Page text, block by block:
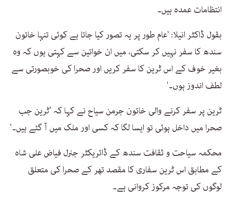
انتظامات عمدہ ہیں۔
بقول ڈاکٹر انیلا: 'عام طور پر یہ تصور کیا جاتا ہے کوئی تنہا خاتون
سندھ کا سفر نہیں کر سکتی، میں ان خواتین سے کہتی ہوں کہ وہ
بغیر خوف کے اس ٹرین کا سفر کریں اور صحرا کی خوبصورتی سے
لطف اندوز ہوں۔'
ٹرین پر سفر کرنے والی خاتون جرمن سیاح نے کہا کہ ’ٹرین جب
صحرا میں داخل ہوئی تو ایسا لگا کہ کسی اور ملک میں آ گئے ہیں۔‘
محکمہ سیاحت و ثقافت سندھ کے ڈائریکٹر جنرل فیاض علی شاہ
کے مطابق اس ٹرین سفاری کا مقصد تھر کے صحرا کی متعلق
لوگوں کی توجہ مرکوز کروانی ہے۔